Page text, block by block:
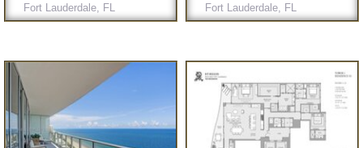
Fort Lauderdale, FL Fort Lauderdale, FL